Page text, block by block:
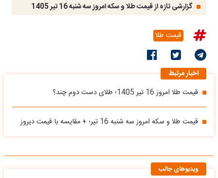
گزارشی تازه از قیمت طلا و سکه امروز سه شنبه 16 تیر 1405
قیمت طلا
اخبار مرتبط
قیمت طلا امروز 16 تیر 1405؛ طلای دست دوم چند؟
قیمت طلا و سکه امروز سه شنبه 16 تیر؛ + مقایسه با قیمت دیروز
ویدیوهای جالب